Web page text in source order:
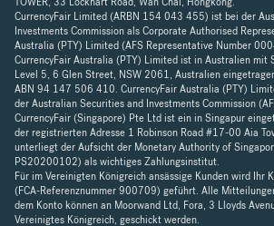
CurrencyFair Limited (ARBN 154 043 455) ist bei der
Investments Commission als Corporate Authorised
Australia (PTY) Limited (AFS Representative Number
CurrencyFair Australia (PTY) Limited ist in Australien mit
Level 5, 6 Glen Street, NSW 2061, Australien
ABN 94 147 506 410. CurrencyFair Australia (PTY)
der Australian Securities and Investments Commission
CurrencyFair (Singapore) Pte Ltd ist ein in Singapur
der registrierten Adresse 1 Robinson Road #17-00 Aia
unterliegt der Aufsicht der Monetary Authority of
PS20200102) als wichtiges Zahlungsinstitut.
Für im Vereinigten Königreich ansässige Kunden wird Ihr
(FCA-Referenznummer 900709) geführt. Alle
dem Konto können an Moorwand Ltd, Fora, 3 Lloyds
Vereinigtes Königreich, geschickt werden.